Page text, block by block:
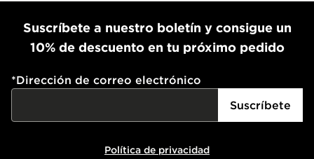
Suscríbete a nuestro boletín y consigue un
10% de descuento en tu próximo pedido
*Dirección de correo electrónico
Suscríbete
Política de privacidad